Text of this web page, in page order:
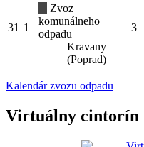
31 1
Zvoz
komunálneho
odpadu
Kravany
(Poprad)
3
Kalendár zvozu odpadu
Virtuálny cintorín